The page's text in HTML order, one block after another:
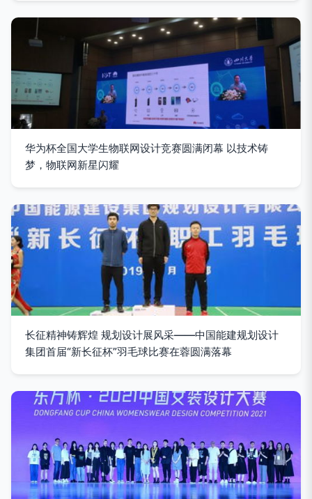
华为杯全国大学生物联网设计竞赛圆满闭幕 以技术铸
梦，物联网新星闪耀
长征精神铸辉煌 规划设计展风采——中国能建规划设计
集团首届“新长征杯”羽毛球比赛在蓉圆满落幕